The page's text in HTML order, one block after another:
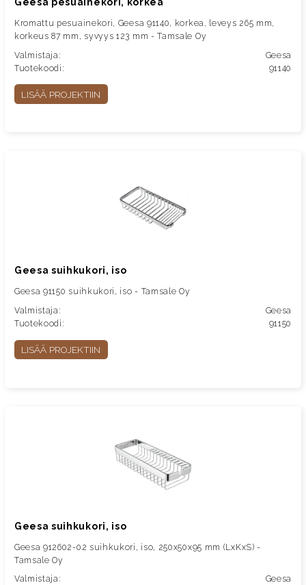
Kromattu pesuainekori, Geesa 91140, korkea, leveys 265 mm,
korkeus 87 mm, syvyys 123 mm - Tamsale Oy
Valmistaja:
Geesa
Tuotekoodi:
91140
LISÄÄ PROJEKTIIN
Geesa suihkukori, iso
Geesa 91150 suihkukori, iso - Tamsale Oy
Valmistaja:
Geesa
Tuotekoodi:
91150
LISÄÄ PROJEKTIIN
Geesa suihkukori, iso
Geesa 912602-02 suihkukori, iso, 250x50x95 mm (LxKxS) -
Tamsale Oy
Valmistaja:
Geesa